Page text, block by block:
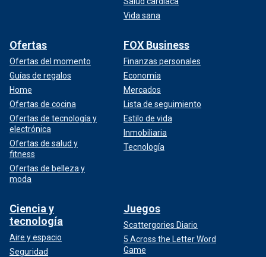
Vida sana
Ofertas
Ofertas del momento
Guías de regalos
Home
Ofertas de cocina
Ofertas de tecnología y
electrónica
Ofertas de salud y
fitness
Ofertas de belleza y
moda
FOX Business
Finanzas personales
Economía
Mercados
Lista de seguimiento
Estilo de vida
Inmobiliaria
Tecnología
Ciencia y
tecnología
Aire y espacio
Seguridad
Juegos
Scattergories Diario
5 Across the Letter Word
Game